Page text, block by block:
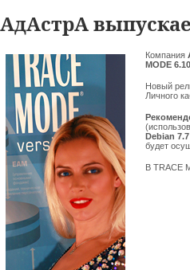
АдАстрА
Компания
MODE
Новый
Личного
Debian 7.7
будет
В TRACE